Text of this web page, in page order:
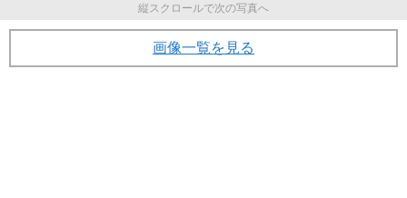
縦スクロールで次の写真へ
画像一覧を見る